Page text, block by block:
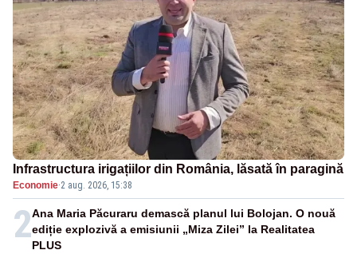
Infrastructura irigațiilor din România, lăsată în paragină
Economie·2 aug. 2026, 15:38
2Ana Maria Păcuraru demască planul lui Bolojan. O nouă
ediție explozivă a emisiunii „Miza Zilei” la Realitatea
PLUS